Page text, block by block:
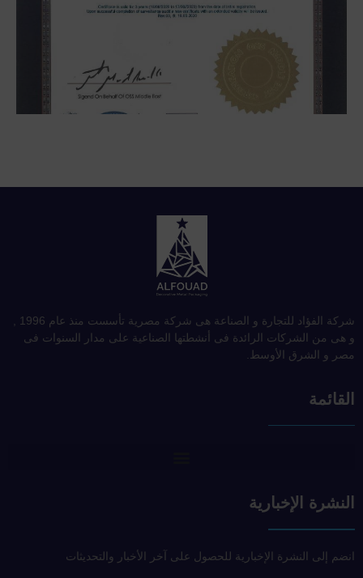
و هى من الشركات الرائدة فى أنشطتها الصناعية على مدار السنوات فى
مصر و الشرق الأوسط.
القائمة
النشرة الإخبارية
انضم إلى النشرة الإخبارية للحصول على آخر الأخبار والتحديثات